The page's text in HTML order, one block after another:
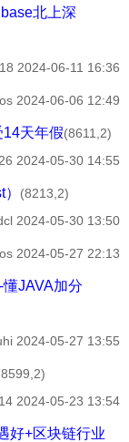
北上深
2024-06-11 16:36
2024-06-06 12:49
天年假(8611,2)
2024-05-30 14:55
(8213,2)
2024-05-30 13:50
2024-05-27 22:13
JAVA加分
2024-05-27 13:55
2024-05-23 13:54
好+区块链行业